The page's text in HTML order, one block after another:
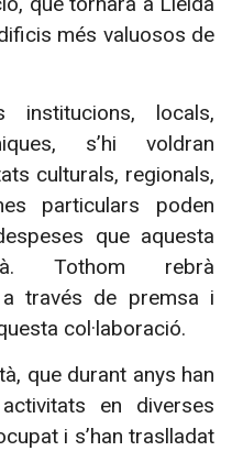
més valuosos de
institucions, locals,
s’hi voldran
culturals, regionals,
particulars poden
que aquesta
Tothom rebrà
través de premsa i
col·laboració.
que durant anys han
en diverses
i s’han traslladat